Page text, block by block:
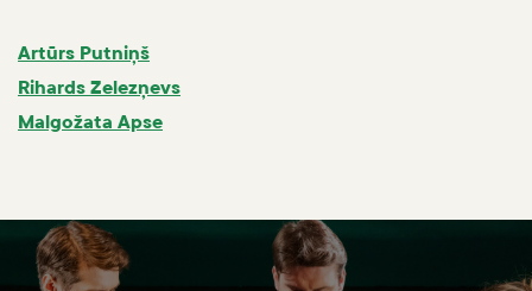
Artūrs Putniņš
Rihards Zelezņevs
Malgožata Apse